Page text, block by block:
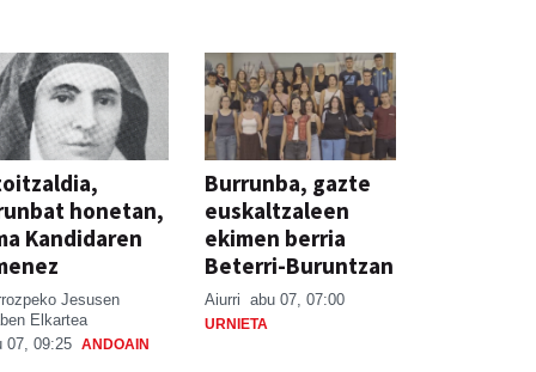
honetan,
Kandidaren
Jesusen
Elkartea
07, 09:25 ANDOAIN
Burrunba, gazte
euskaltzaleen
ekimen berria
Beterri-Buruntzan
Aiurri abu 07, 07:00
URNIETA